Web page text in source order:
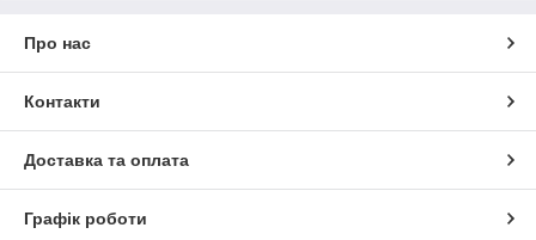
Про нас
Контакти
Доставка та оплата
Графік роботи